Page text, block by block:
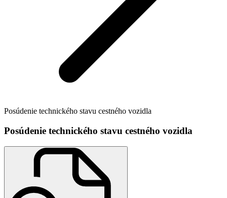
Posúdenie technického stavu cestného vozidla
Posúdenie technického stavu cestného vozidla